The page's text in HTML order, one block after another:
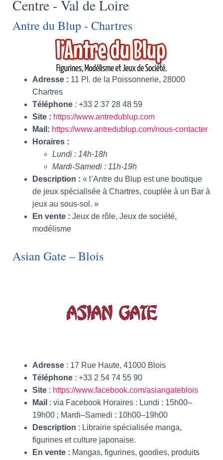
Centre - Val de Loire
Antre du Blup - Chartres
Adresse : 11 Pl. de la Poissonnerie, 28000
Chartres
Téléphone : +33 2 37 28 48 59
Site : https://www.antredublup.com
Mail : https://www.antredublup.com/nous-contacter
Horaires :
Lundi : 14h-18h
Mardi-Samedi : 11h-19h
Description : « l’Antre du Blup est une boutique
de jeux spécialisée à Chartres, couplée à un Bar à
jeux au sous-sol. »
En vente : Jeux de rôle, Jeux de société,
modélisme
Asian Gate – Blois
Adresse : 17 Rue Haute, 41000 Blois
Téléphone : +33 2 54 74 55 90
Site : https://www.facebook.com/asiangateblois
Mail : via Facebook Horaires : Lundi : 15h00–
19h00 ; Mardi–Samedi : 10h00–19h00
Description : Librairie spécialisée manga,
figurines et culture japonaise.
En vente : Mangas, figurines, goodies, produits